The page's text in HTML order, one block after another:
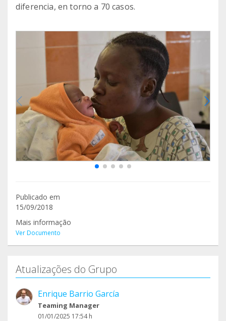
diferencia, en torno a 70 casos.
Publicado em
15/09/2018
Mais informação
Ver Documento
Atualizações do Grupo
Enrique Barrio García
Teaming Manager
01/01/2025 17:54 h